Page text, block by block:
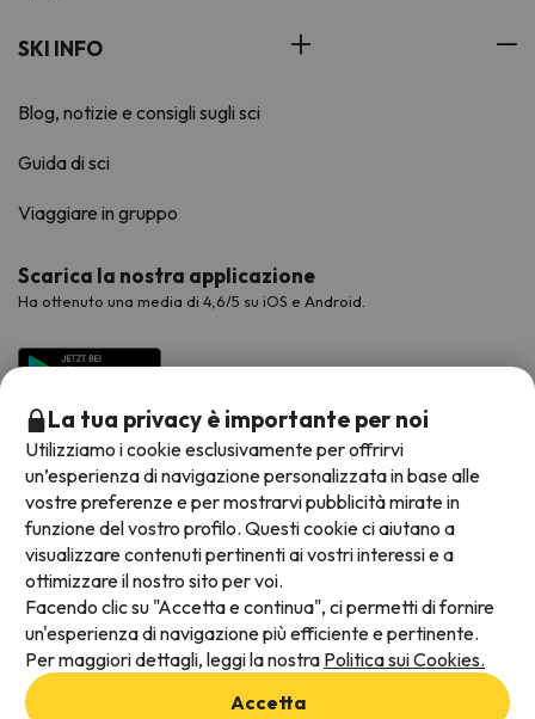
SKI INFO
Blog, notizie e consigli sugli sci
Guida di sci
Viaggiare in gruppo
Scarica la nostra applicazione
Ha ottenuto una media di 4,6/5 su iOS e Android.
Metodi di pagamento disponibili
Termini e condizioni generali
La tua privacy è importante per noi
Utilizziamo i cookie esclusivamente per offrirvi
un’esperienza di navigazione personalizzata in base alle
vostre preferenze e per mostrarvi pubblicità mirate in
funzione del vostro profilo. Questi cookie ci aiutano a
visualizzare contenuti pertinenti ai vostri interessi e a
ottimizzare il nostro sito per voi.
Facendo clic su "Accetta e continua", ci permetti di fornire
un'esperienza di navigazione più efficiente e pertinente.
Per maggiori dettagli, leggi la nostra Politica sui Cookies.
Accetta